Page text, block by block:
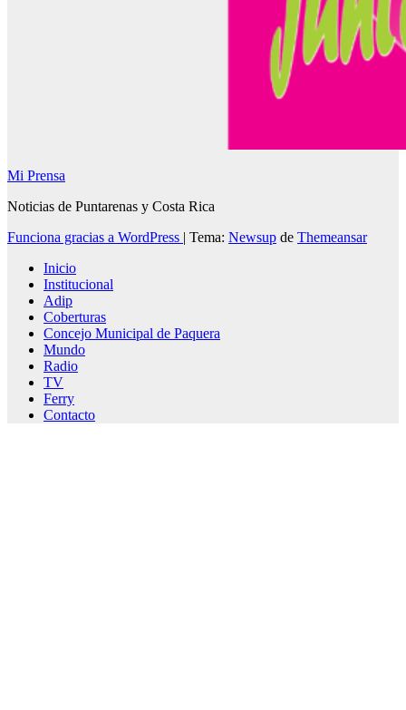
Mi Prensa
Noticias de Puntarenas y Costa Rica
Funciona gracias a WordPress | Tema: Newsup de Themeansar
Inicio
Institucional
Adip
Coberturas
Concejo Municipal de Paquera
Mundo
Radio
TV
Ferry
Contacto